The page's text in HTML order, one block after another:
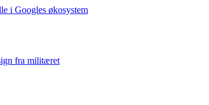
i Googles økosystem
fra militæret